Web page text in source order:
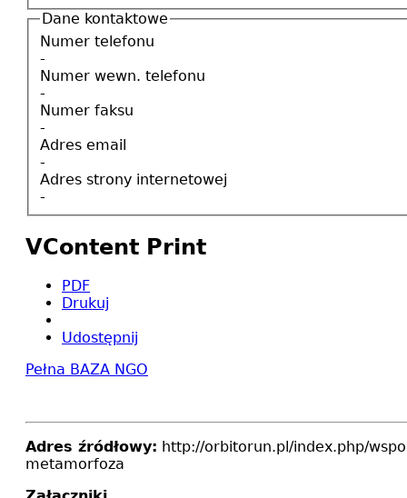
Dane kontaktowe
Numer telefonu
-
Numer wewn. telefonu
-
Numer faksu
-
Adres email
-
Adres strony internetowej
-
VContent Print
PDF
Drukuj
Udostępnij
Pełna BAZA NGO
Adres źródłowy: http://orbitorun.pl/index.php/
metamorfoza